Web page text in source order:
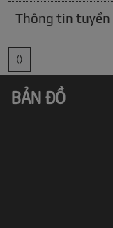
Thông tin tuyển
()
BẢN ĐỒ